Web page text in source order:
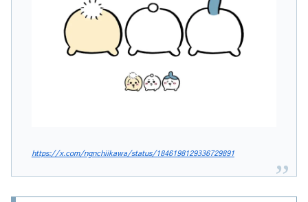
https://x.com/ngnchiikawa/status/1846198129336729891